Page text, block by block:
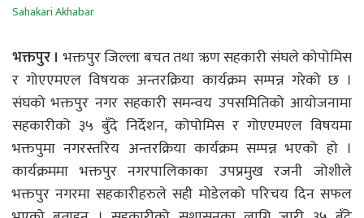
भक्तपुर । भक्तपुर जिल्ला बचत तथा ऋण सहकारी संघले कोपोमिस
र गोएएमएल विषयक अन्तरक्रिया कार्यक्रम सम्पन्न गरेको छ ।
संघको भक्तपुर नगर सहकारी समन्वय उपसमितिको आयोजनामा
सहकारीको ३५ बुँदे निर्देशन, कोपोमिस र गोएएमएल विषयमा
भक्तपुमा नगरस्तरिय अन्तरक्रिया कार्यक्रम सम्पन्न भएको हो ।
कार्यक्रममा भक्तपुर नगरपालिकाका उपप्रमुख रजनी जोशीले
भक्तपुर नगरमा सहकारीहरुले सही मोडेलको परिचय दिन सफल